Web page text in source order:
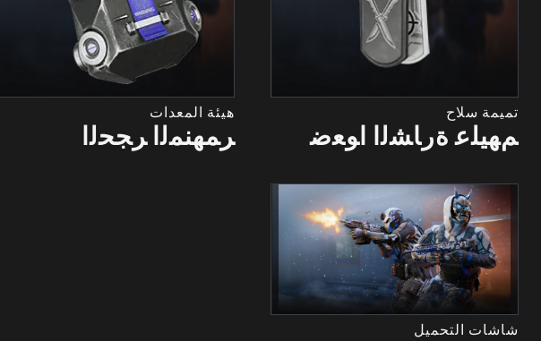
تميمة سلاح
ﻢﻬﻴﻠﻋ ﺓﺭﺎﺸﻟﺍ ﺍﻮﻌﺿ
هيئة المعدات
ﺮﻤﻬﻨﻤﻟﺍ ﺮﺠﺤﻟﺍ
شاشات التحميل